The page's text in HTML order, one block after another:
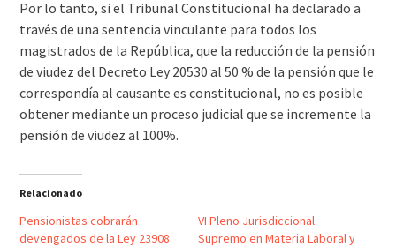
Por lo tanto, si el Tribunal Constitucional ha declarado a
través de una sentencia vinculante para todos los
magistrados de la República, que la reducción de la pensión
de viudez del Decreto Ley 20530 al 50 % de la pensión que le
correspondía al causante es constitucional, no es posible
obtener mediante un proceso judicial que se incremente la
pensión de viudez al 100%.
Relacionado
Pensionistas cobrarán
devengados de la Ley 23908
VI Pleno Jurisdiccional
Supremo en Materia Laboral y